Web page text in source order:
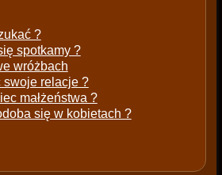
?
spotkamy ?
wróżbach
swoje relacje ?
małżeństwa ?
się w kobietach ?